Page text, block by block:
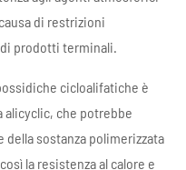
di restrizioni
prodotti terminali.
cicloalifatiche è
che potrebbe
sostanza polimerizzata
la resistenza al calore e